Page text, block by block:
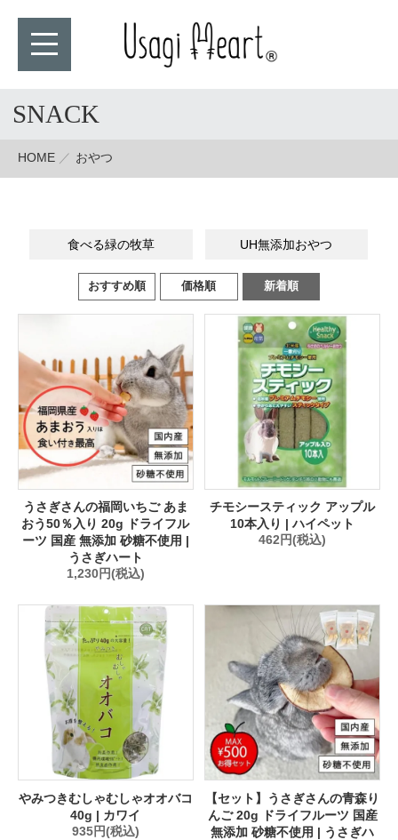
SNACK
HOME おやつ
食べる緑の牧草 UH無添加おやつ
おすすめ順 価格順 新着順
うさぎさんの福岡いちご あま
おう50％入り 20g ドライフル
ーツ 国産 無添加 砂糖不使用 |
うさぎハート
1,230円(税込)
チモシースティック アップル
10本入り | ハイペット
462円(税込)
やみつきむしゃむしゃオオバコ
40g | カワイ
935円(税込)
【セット】うさぎさんの青森り
んご 20g ドライフルーツ 国産
無添加 砂糖不使用 | うさぎハ